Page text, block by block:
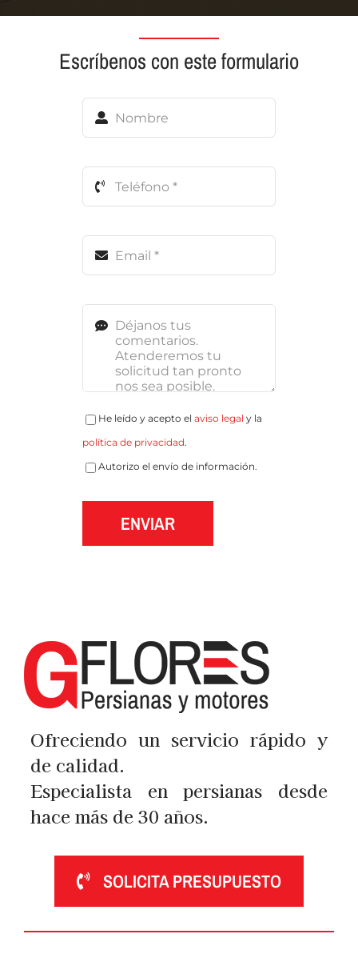
Escríbenos con este formulario
He leído y acepto elaviso legal y la
política de privacidad.
Autorizo el envío de información.
ENVIAR
Ofreciendo un servicio rápido y
de calidad.
Especialista en persianas desde
hace más de 30 años.
SOLICITA PRESUPUESTO